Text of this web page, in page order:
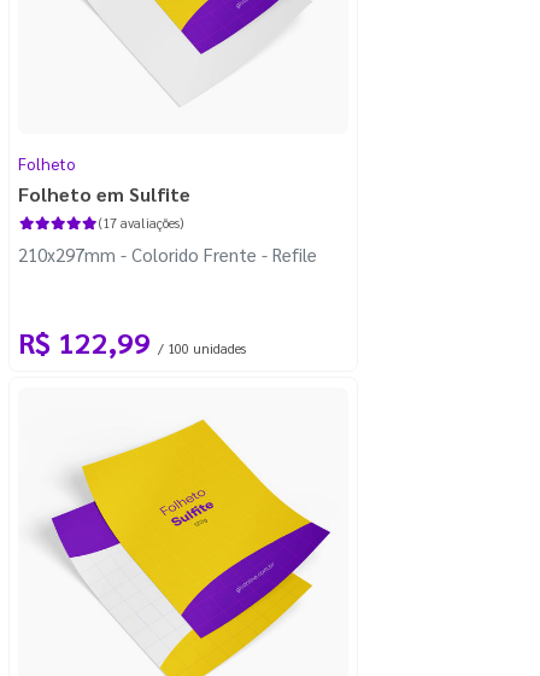
Folheto
Folheto em Sulfite
(17 avaliações)
210x297mm - Colorido Frente - Refile
R$ 122,99 / 100 unidades